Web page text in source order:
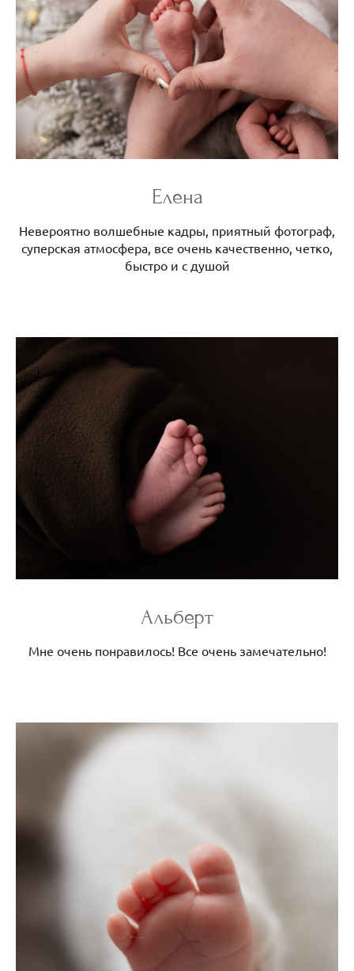
Елена
Невероятно волшебные кадры, приятный фотограф,
суперская атмосфера, все очень качественно, четко,
быстро и с душой
Альберт
Мне очень понравилось! Все очень замечательно!